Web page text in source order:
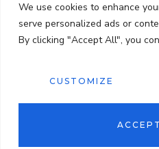
We use cookies to enhance
serve personalized ads or
By clicking "Accept All", you
CUSTOMIZE